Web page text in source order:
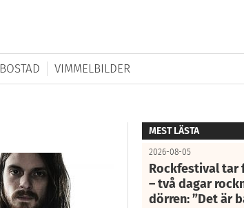
BOSTAD VIMMELBILDER
MEST LÄSTA
2026-08-05
Rockfestival tar
– två dagar
dörren: ”Det är